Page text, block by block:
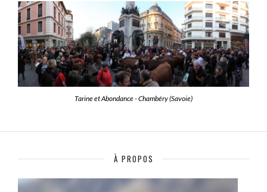
Tarine et Abondance - Chambéry (Savoie)
À PROPOS